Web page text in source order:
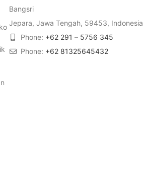
Bangsri
Jepara, Jawa Tengah, 59453, Indonesia
Phone: +62 291 – 5756 345
Phone: +62 81325645432